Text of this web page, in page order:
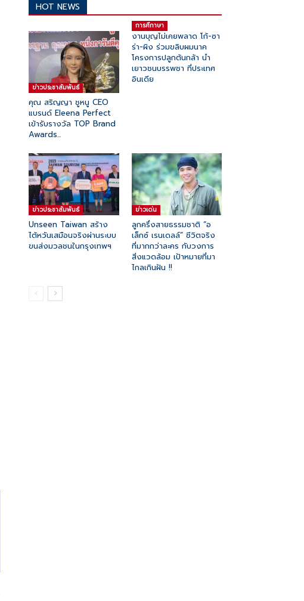
HOT NEWS
ข่าวประชาสัมพันธ์
คุณ สริญญา ชูหนู CEO
แบรนด์ Eleena Perfect
เข้ารับรางวัล TOP Brand
Awards...
การศึกาษา
งานบุญไม่เคยพลาด โก้-ซา
ร่า-ผิง ร่วมขลิบผมนาค
โครงการปลูกต้นกล้า นำ
เยาวชนบรรพชา ที่ประเทศ
อินเดีย
ข่าวประชาสัมพันธ์
Unseen Taiwan สร้าง
ไต้หวันเสมือนจริงผ่านระบบ
ขนส่งมวลชนในกรุงเทพฯ
ข่าวเด่น
ลูกครึ่งสายธรรมชาติ “อ
เล็กซ์ เรนเดลล์” ชีวิตจริง
ที่มากกว่าละคร กับวงการ
สิ่งแวดล้อม เป้าหมายที่มา
ไกลเกินฝัน !!